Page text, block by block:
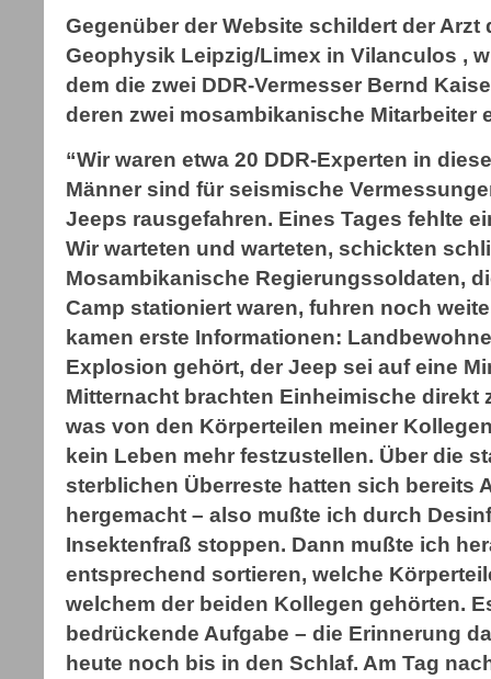
Gegenüber der Website schildert der Arzt
Geophysik Leipzig/Limex in Vilanculos ,
dem die zwei DDR-Vermesser Bernd
deren zwei mosambikanische Mitarbeiter
“Wir waren etwa 20 DDR-Experten in
Männer sind für seismische
Jeeps rausgefahren. Eines Tages fehlte
Wir warteten und warteten, schickten
Mosambikanische Regierungssoldaten,
Camp stationiert waren, fuhren noch
kamen erste Informationen:
Explosion gehört, der Jeep sei auf eine
Mitternacht brachten Einheimische direkt
was von den Körperteilen meiner
kein Leben mehr festzustellen. Über die
sterblichen Überreste hatten sich bereits
hergemacht – also mußte ich durch
Insektenfraß stoppen. Dann mußte ich
entsprechend sortieren, welche
welchem der beiden Kollegen gehörten.
bedrückende Aufgabe – die Erinnerung
heute noch bis in den Schlaf. Am Tag